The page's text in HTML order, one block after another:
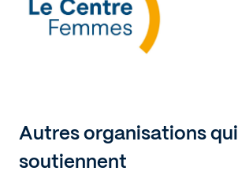
Autres organisations qui
soutiennent